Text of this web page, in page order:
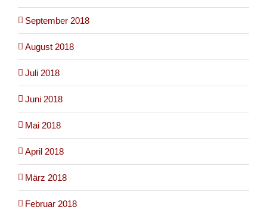
September 2018
August 2018
Juli 2018
Juni 2018
Mai 2018
April 2018
März 2018
Februar 2018